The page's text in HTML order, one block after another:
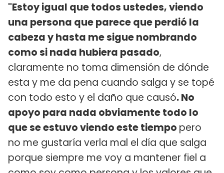
"Estoy igual que todos ustedes, viendo
una persona que parece que perdió la
cabeza y hasta me sigue nombrando
como si nada hubiera pasado,
claramente no toma dimensión de dónde
esta y me da pena cuando salga y se topé
con todo esto y el daño que causó. No
apoyo para nada obviamente todo lo
que se estuvo viendo este tiempo pero
no me gustaría verla mal el día que salga
porque siempre me voy a mantener fiel a